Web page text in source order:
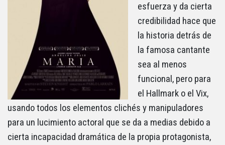
esfuerza y da cierta
credibilidad hace que
la historia detrás de
la famosa cantante
sea al menos
funcional, pero para
el Hallmark o el Vix,
usando todos los elementos clichés y manipuladores
para un lucimiento actoral que se da a medias debido a
cierta incapacidad dramática de la propia protagonista,